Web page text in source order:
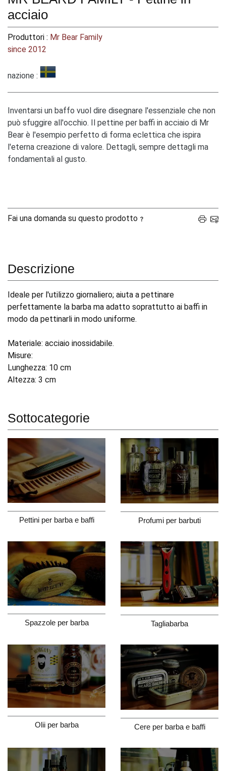
acciaio
Produttori : Mr Bear Family
since 2012
nazione :
Inventarsi un baffo vuol dire disegnare l'essenziale che non
può sfuggire all'occhio. Il pettine per baffi in acciaio di Mr
Bear è l'esempio perfetto di forma eclettica che ispira
l'eterna creazione di valore. Dettagli, sempre dettagli ma
fondamentali al gusto.
Fai una domanda su questo prodotto
Descrizione
Ideale per l'utilizzo giornaliero; aiuta a pettinare
perfettamente la barba ma adatto soprattutto ai baffi in
modo da pettinarli in modo uniforme.
Materiale: acciaio inossidabile.
Misure:
Lunghezza: 10 cm
Altezza: 3 cm
Sottocategorie
Pettini per barba e baffi Profumi per barbuti
Spazzole per barba Tagliabarba
Olii per barba Cere per barba e baffi